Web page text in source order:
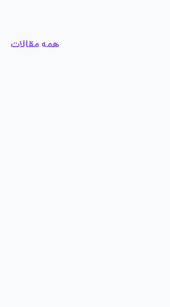
همه مقالات